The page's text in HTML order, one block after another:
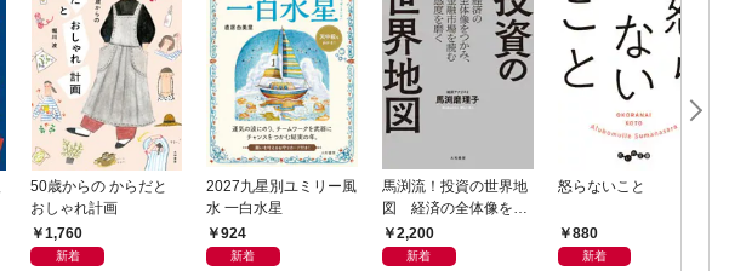
50歳からの からだと
おしゃれ計画
1,760
新着
2027九星別ユミリー風
水 一白水星
924
新着
馬渕流！投資の世界地
図 経済の全体像をつ
かみ、金融市場を読む
感度を磨く
2,200
新着
怒らないこと
880
新着